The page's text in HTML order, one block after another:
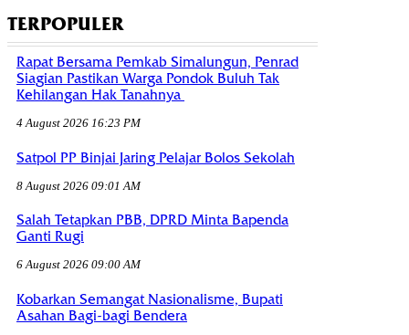
TERPOPULER
Rapat Bersama Pemkab Simalungun, Penrad
Siagian Pastikan Warga Pondok Buluh Tak
Kehilangan Hak Tanahnya
4 August 2026 16:23 PM
Satpol PP Binjai Jaring Pelajar Bolos Sekolah
8 August 2026 09:01 AM
Salah Tetapkan PBB, DPRD Minta Bapenda
Ganti Rugi
6 August 2026 09:00 AM
Kobarkan Semangat Nasionalisme, Bupati
Asahan Bagi-bagi Bendera